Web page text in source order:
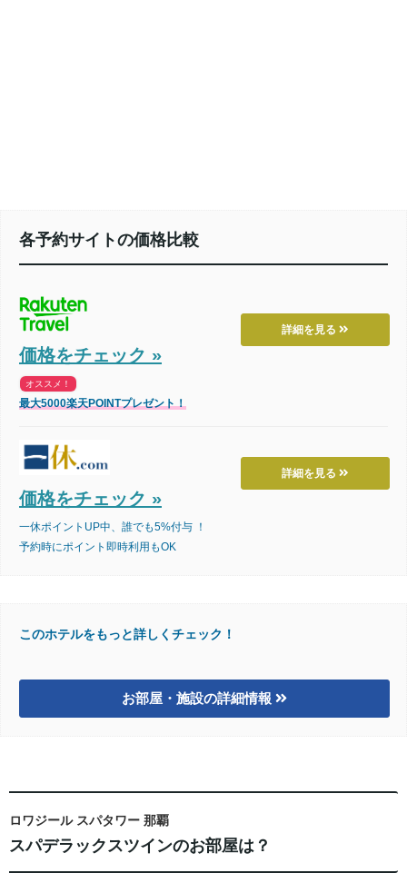
各予約サイトの価格比較
詳細を見る
価格をチェック »
オススメ！
最大5000楽天POINTプレゼント！
詳細を見る
価格をチェック »
一休ポイントUP中、誰でも5%付与 ！
予約時にポイント即時利用もOK
このホテルをもっと詳しくチェック！
お部屋・施設の詳細情報
ロワジール スパタワー 那覇
スパデラックスツインのお部屋は？